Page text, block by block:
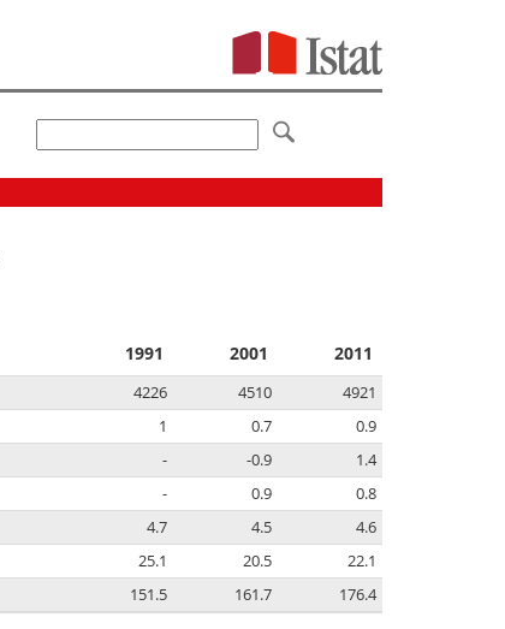
1991 2001 2011
4226 4510
4921
1 0.7
0.9
- -0.9
1.4
- 0.9
0.8
4.7 4.5
4.6
25.1 20.5
22.1
151.5 161.7 176.4